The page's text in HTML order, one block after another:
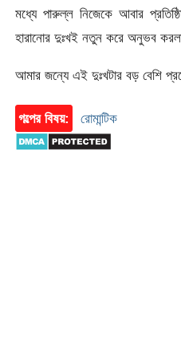
মধ্যে পারুল্ল নিজেকে আবার
হারানোর দুঃখই নতুন করে অনুভব
আমার জন্যে এই দুঃখটার বড় বেশি
গল্পের বিষয়: রোমান্টিক